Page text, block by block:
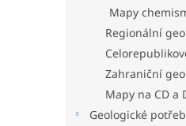
Mapy
Regionální
Zahraniční
Mapy na CD a
Geologické